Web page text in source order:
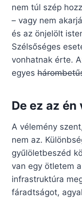
nem túl szép
– vagy nem
és az önjelölt
Szélsőséges
vonhatnak érte.
egyes
De ez az
A vélemény
nem az.
gyűlöletbeszéd
van egy ötletem
infrastruktúra
fáradtságot,